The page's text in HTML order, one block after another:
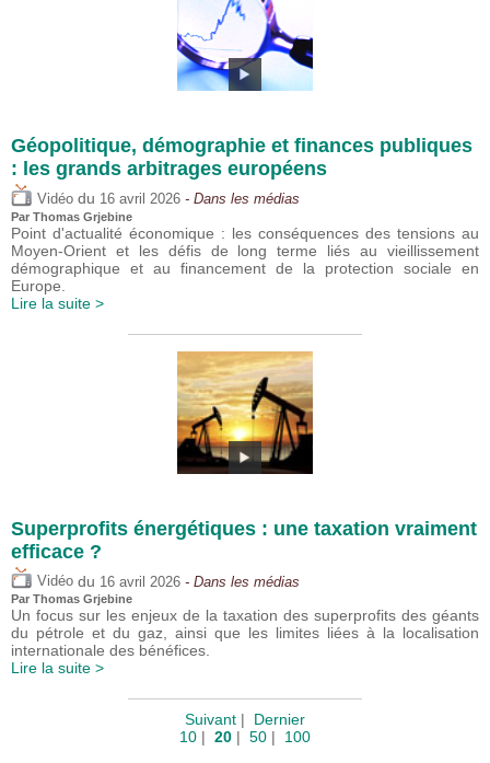
Géopolitique, démographie et finances publiques
: les grands arbitrages européens
Vidéo du 16 avril 2026 - Dans les médias
Par Thomas Grjebine
Point d'actualité économique : les conséquences des tensions au
Moyen-Orient et les défis de long terme liés au vieillissement
démographique et au financement de la protection sociale en
Europe.
Lire la suite >
Superprofits énergétiques : une taxation vraiment
efficace ?
Vidéo du 16 avril 2026 - Dans les médias
Par Thomas Grjebine
Un focus sur les enjeux de la taxation des superprofits des géants
du pétrole et du gaz, ainsi que les limites liées à la localisation
internationale des bénéfices.
Lire la suite >
Suivant | Dernier
10 | 20 | 50 | 100